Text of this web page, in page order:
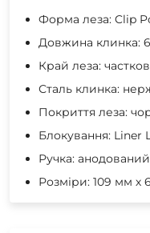
Форма леза: Clip
Довжина клинка:
Край леза:
Сталь клинка:
Покриття леза:
Блокування: Liner
Ручка:
Розміри: 109 мм х